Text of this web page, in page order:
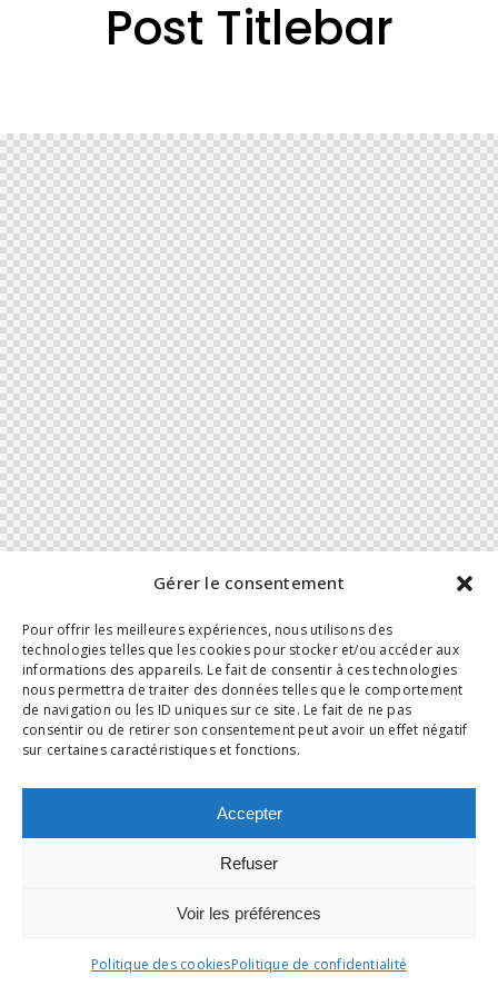
Gérer le consentement
Pour offrir les meilleures expériences, nous utilisons des
technologies telles que les cookies pour stocker et/ou accéder aux
informations des appareils. Le fait de consentir à ces technologies
nous permettra de traiter des données telles que le comportement
de navigation ou les ID uniques sur ce site. Le fait de ne pas
consentir ou de retirer son consentement peut avoir un effet négatif
sur certaines caractéristiques et fonctions.
Accepter
Refuser
Voir les préférences
Politique des cookiesPolitique de confidentialité
Post Titlebar